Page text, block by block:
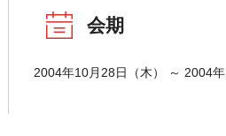
会期
2004年10月28日（木） ～ 2004年